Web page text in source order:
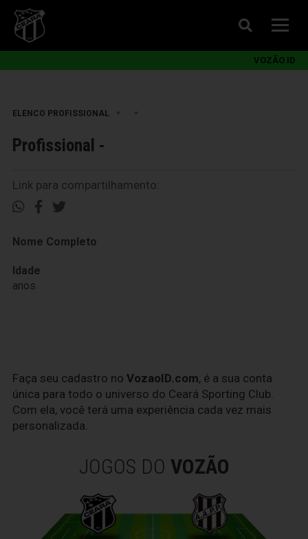
VOZÃO ID
ELENCO PROFISSIONAL • •
Profissional -
Link para compartilhamento:
Nome Completo
Idade
anos
Faça seu cadastro no VozaoID.com, é a sua conta
única para todo o universo do Ceará Sporting Club.
Com ela, você terá uma experiência cada vez mais
personalizada.
JOGOS DO VOZÃO